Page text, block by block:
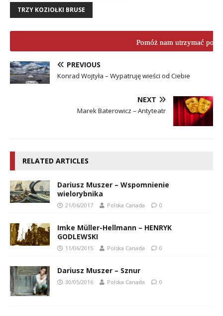
TRZY KOZIOŁKI BRUSE
Pomóż nam utrzymać
PREVIOUS
Konrad Wojtyła – Wypatruję wieści od Ciebie
NEXT
Marek Baterowicz – Antyteatr
RELATED ARTICLES
Dariusz Muszer – Wspomnienie
wielorybnika
21/06/2017 Polska Canada 0
Imke Müller-Hellmann – HENRYK
GODLEWSKI
11/06/2015 Polska Canada 0
Dariusz Muszer – Sznur
30/05/2016 Polska Canada 0